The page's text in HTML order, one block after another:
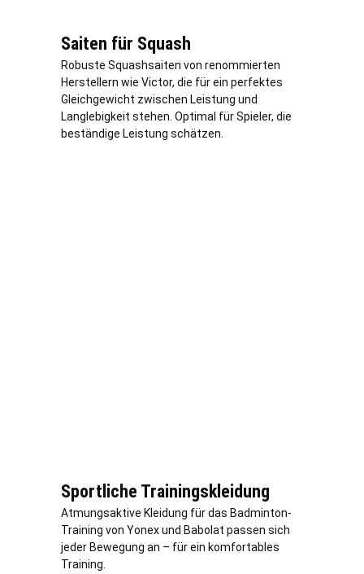
Saiten für Squash
Robuste Squashsaiten von renommierten
Herstellern wie Victor, die für ein perfektes
Gleichgewicht zwischen Leistung und
Langlebigkeit stehen. Optimal für Spieler, die
beständige Leistung schätzen.
Sportliche Trainingskleidung
Atmungsaktive Kleidung für das Badminton-
Training von Yonex und Babolat passen sich
jeder Bewegung an – für ein komfortables
Training.